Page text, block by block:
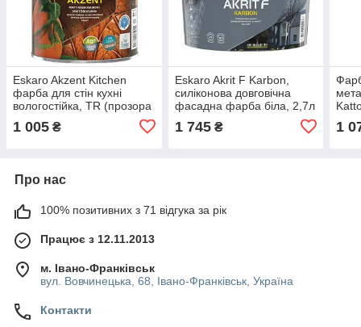
Eskaro Akzent Kitchen
фарба для стін кухні
вологостійка, TR (прозора
1 005 ₴
Eskaro Akrit F Karbon,
силіконова довговічна
фасадна фарба біла, 2,7л
1 745₴ 1
Про нас
100% позитивних з 71 відгука за рік
Працює з 12.11.2013
м. Івано-Франківськ
вул. Вовчинецька, 68, Івано-Франківськ, Україна
Контакти